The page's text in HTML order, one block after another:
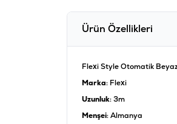
Ürün Özellikleri
Flexi Style Otomatik
Marka: Flexi
Uzunluk: 3m
Menşei: Almanya